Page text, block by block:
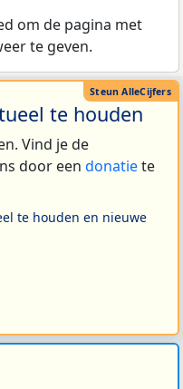
om de pagina met
te geven.
te houden
Vind je de
door een donatiete
te houden en nieuwe